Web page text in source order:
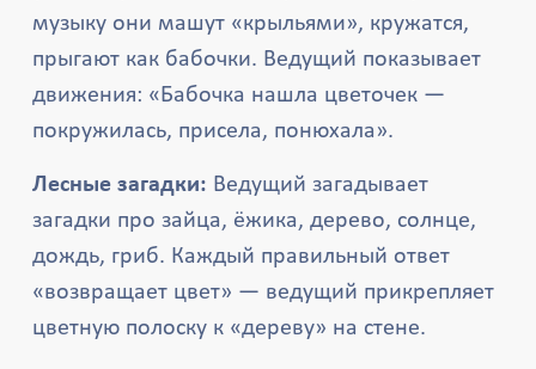
музыку они машут «крыльями», кружатся,
прыгают как бабочки. Ведущий показывает
движения: «Бабочка нашла цветочек —
покружилась, присела, понюхала».
Лесные загадки: Ведущий загадывает
загадки про зайца, ёжика, дерево, солнце,
дождь, гриб. Каждый правильный ответ
«возвращает цвет» — ведущий прикрепляет
цветную полоску к «дереву» на стене.